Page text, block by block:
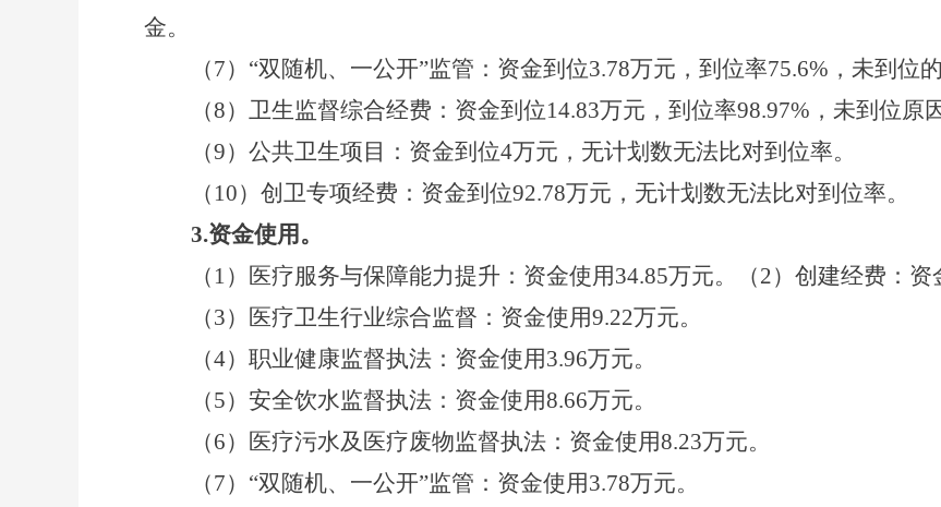
金。
（7）“双随机、一公开”监管：资金到位3.78万元，到位率75.6% ，未到位
（8）卫生监督综合经费：资金到位14.83万元，到位率98.97% ，未到位原
（9）公共卫生项目：资金到位4万元， 无计划数无法比对到位率。
（ 10）创卫专项经费：资金到位92.78万元， 无计划数无法比对到位率。
3.资金使用。
（1）医疗服务与保障能力提升：资金使用34.85万元。
（2）创建经费：资
（3）医疗卫生行业综合监督：资金使用9.22万元。
（4）职业健康监督执法：资金使用3.96万元。
（5）安全饮水监督执法：资金使用8.66万元。
（6）医疗污水及医疗废物监督执法：资金使用8.23万元。
（7）“双随机、一公开”监管：资金使用3.78万元。